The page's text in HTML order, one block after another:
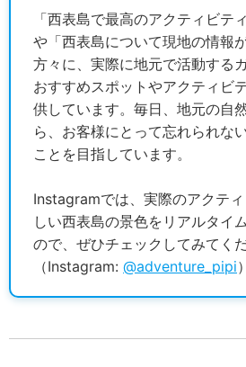
「西表島で最高のアクティビテ
や「西表島について現地の情報
方々に、実際に地元で活動する
おすすめスポットやアクティビ
供しています。毎日、地元の自
ら、お客様にとって忘れられな
ことを目指しています。
Instagramでは、実際のアクテ
しい西表島の景色をリアルタイ
ので、ぜひチェックしてみてく
（Instagram: @adventure_pipi）